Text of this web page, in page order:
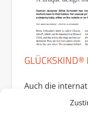
GLÜCKSKIND®
Auch die
Das Journal